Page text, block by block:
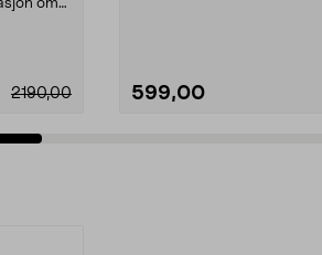
om
2190,00 599,00